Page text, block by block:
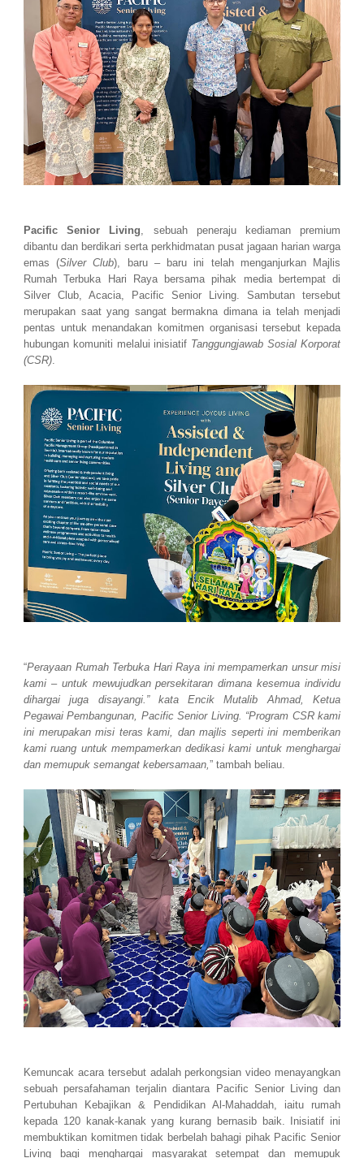
Pacific Senior Living , sebuah peneraju kediaman premium
dibantu dan berdikari serta perkhidmatan pusat jagaan harian warga
emas (Silver Club), baru – baru ini telah menganjurkan Majlis
Rumah Terbuka Hari Raya bersama pihak media bertempat di
Silver Club, Acacia, Pacific Senior Living. Sambutan tersebut
merupakan saat yang sangat bermakna dimana ia telah menjadi
pentas untuk menandakan komitmen organisasi tersebut kepada
hubungan komuniti melalui inisiatif Tanggungjawab Sosial Korporat
(CSR)
“Perayaan Rumah Terbuka Hari Raya ini mempamerkan unsur misi
kami – untuk mewujudkan persekitaran dimana kesemua individu
dihargai juga disayangi.” kata Encik Mutalib Ahmad, Ketua
Pegawai Pembangunan, Pacific Senior Living. “Program CSR kami
ini merupakan misi teras kami, dan majlis seperti ini memberikan
kami ruang untuk mempamerkan dedikasi kami untuk menghargai
dan memupuk semangat kebersamaan,” tambah beliau.
Kemuncak acara tersebut adalah perkongsian video menayangkan
sebuah persafahaman terjalin diantara Pacific Senior Living dan
Pertubuhan Kebajikan & Pendidikan Al-Mahaddah, iaitu rumah
kepada 120 kanak-kanak yang kurang bernasib baik. Inisiatif ini
membuktikan komitmen tidak berbelah bahagi pihak Pacific Senior
Living bagi menghargai masyarakat setempat dan memupuk